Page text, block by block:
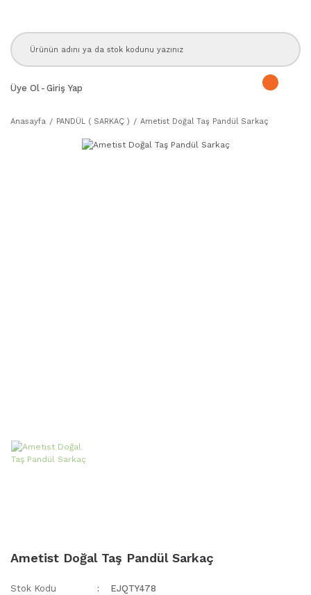
Üye Ol - Giriş Yap
Anasayfa PANDÜL ( SARKAÇ ) Ametist Doğal Taş Pandül Sarkaç
Ametist Doğal Taş Pandül Sarkaç
Stok Kodu EJQTY478